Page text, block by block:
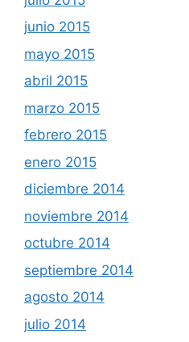
junio 2015
mayo 2015
abril 2015
marzo 2015
febrero 2015
enero 2015
diciembre 2014
noviembre 2014
octubre 2014
septiembre 2014
agosto 2014
julio 2014